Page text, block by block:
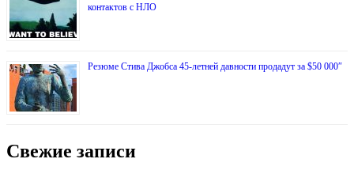
контактов с НЛО
Резюме Стива Джобса 45-летней давности продадут за $50 000″
Свежие записи